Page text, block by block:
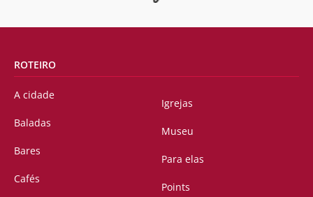
ROTEIRO
A cidade
Baladas
Bares
Cafés
Igrejas
Museu
Para elas
Points